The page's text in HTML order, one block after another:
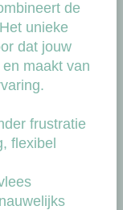
de
unieke
dat jouw
maakt van
frustratie
flexibel